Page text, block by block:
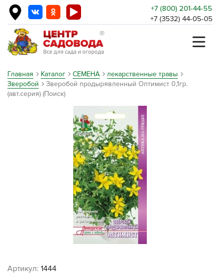
+7 (800) 201-44-55
+7 (3532) 44-05-05
Главная Каталог СЕМЕНА
лекарственные травы
Зверобой
Зверобой продырявленный Оптимист 0,1гр.
(авт.серия) (Поиск)
Артикул: 1444